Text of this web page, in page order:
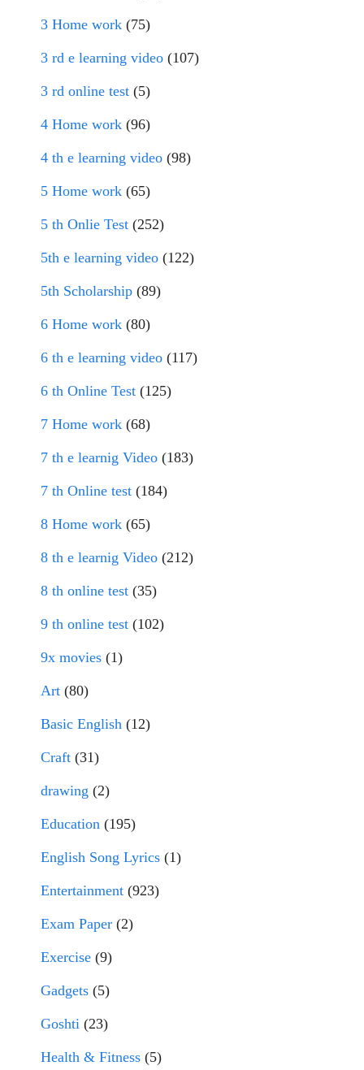
3 Home work (75)
3 rd e learning video (107)
3 rd online test (5)
4 Home work (96)
4 th e learning video (98)
5 Home work (65)
5 th Onlie Test (252)
5th e learning video (122)
5th Scholarship (89)
6 Home work (80)
6 th e learning video (117)
6 th Online Test (125)
7 Home work (68)
7 th e learnig Video (183)
7 th Online test (184)
8 Home work (65)
8 th e learnig Video (212)
8 th online test (35)
9 th online test (102)
9x movies (1)
Art (80)
Basic English (12)
Craft (31)
drawing (2)
Education (195)
English Song Lyrics (1)
Entertainment (923)
Exam Paper (2)
Exercise (9)
Gadgets (5)
Goshti (23)
Health & Fitness (5)